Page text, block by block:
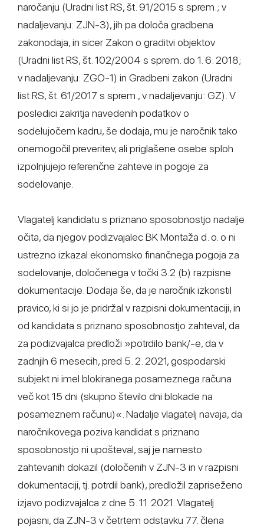
naročanju (Uradni list RS, št. 91/2015 s sprem.; v
nadaljevanju: ZJN-3), jih pa določa gradbena
zakonodaja, in sicer Zakon o graditvi objektov
(Uradni list RS, št. 102/2004 s sprem. do 1. 6. 2018;
v nadaljevanju: ZGO-1) in Gradbeni zakon (Uradni
list RS, št. 61/2017 s sprem., v nadaljevanju: GZ). V
posledici zakritja navedenih podatkov o
sodelujočem kadru, še dodaja, mu je naročnik tako
onemogočil preveritev, ali priglašene osebe sploh
izpolnjujejo referenčne zahteve in pogoje za
sodelovanje.
Vlagatelj kandidatu s priznano sposobnostjo nadalje
očita, da njegov podizvajalec BK Montaža d. o. o ni
ustrezno izkazal ekonomsko finančnega pogoja za
sodelovanje, določenega v točki 3.2 (b) razpisne
dokumentacije. Dodaja še, da je naročnik izkoristil
pravico, ki si jo je pridržal v razpisni dokumentaciji, in
od kandidata s priznano sposobnostjo zahteval, da
za podizvajalca predloži »potrdilo bank/-e, da v
zadnjih 6 mesecih, pred 5. 2. 2021, gospodarski
subjekt ni imel blokiranega posameznega računa
več kot 15 dni (skupno število dni blokade na
posameznem računu)«. Nadalje vlagatelj navaja, da
naročnikovega poziva kandidat s priznano
sposobnostjo ni upošteval, saj je namesto
zahtevanih dokazil (določenih v ZJN-3 in v razpisni
dokumentaciji, tj. potrdil bank), predložil zapriseženo
izjavo podizvajalca z dne 5. 11. 2021. Vlagatelj
pojasni, da ZJN-3 v četrtem odstavku 77. člena